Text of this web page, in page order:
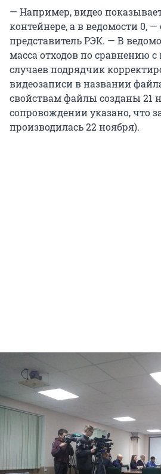
— Например, видео
контейнере, а в ведомости 0,
представитель РЭК. — В
масса отходов по сравнению с
случаев подрядчик
видеозаписи в названии
свойствам файлы созданы 21
сопровождении указано, что
производилась 22 ноября).